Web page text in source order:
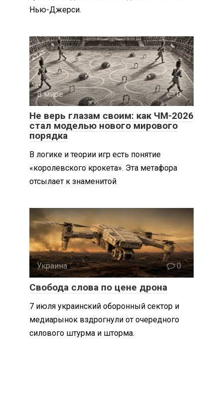
Нью-Джерси.
В мире 0
Не верь глазам своим: как ЧМ-2026
стал моделью нового мирового
порядка
В логике и теории игр есть понятие
«королевского крокета». Эта метафора
отсылает к знаменитой
Украина 0
Свобода слова по цене дрона
7 июля украинский оборонный сектор и
медиарынок вздрогнули от очередного
силового штурма и шторма.